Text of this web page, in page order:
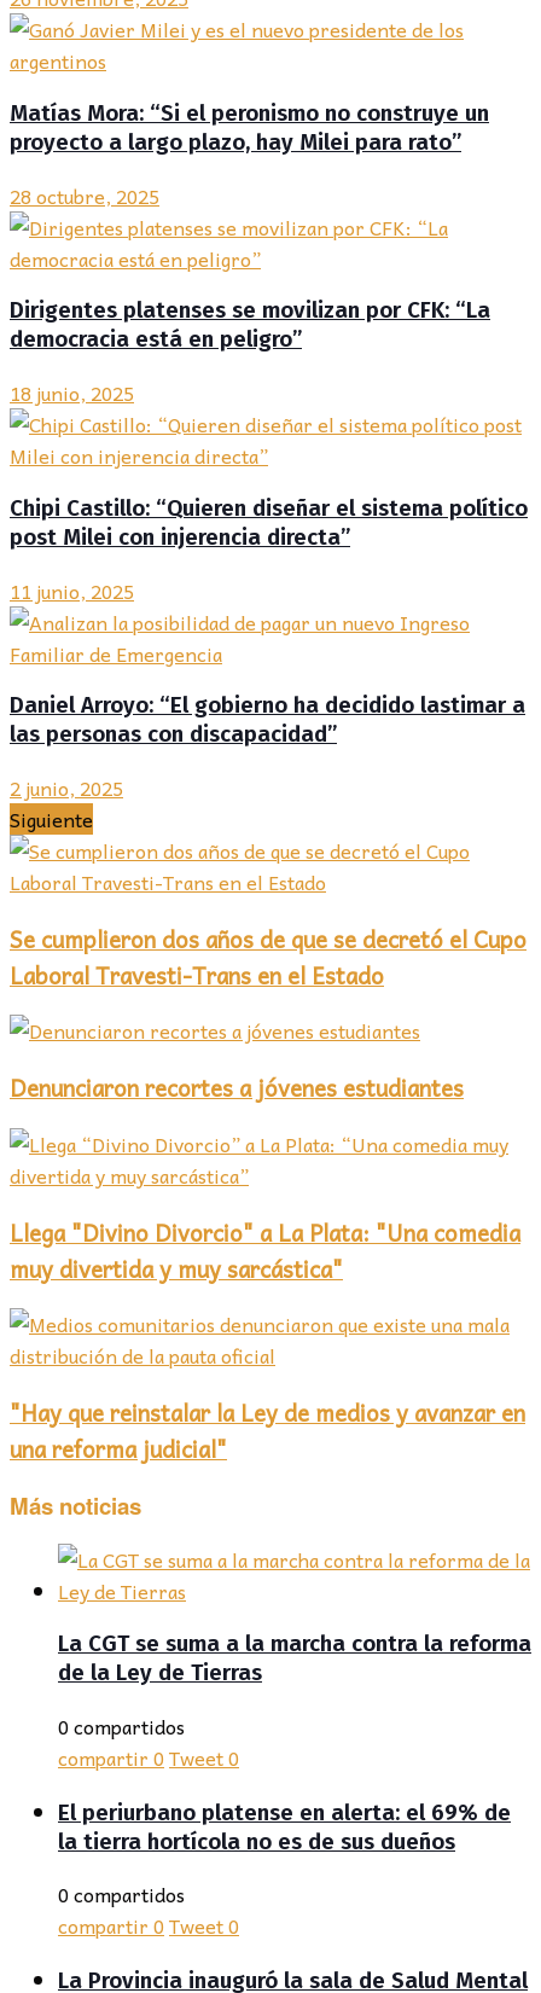
Matías Mora: “Si el peronismo no construye un
proyecto a largo plazo, hay Milei para rato”
28 octubre, 2025
Dirigentes platenses se movilizan por CFK: “La
democracia está en peligro”
18 junio, 2025
Chipi Castillo: “Quieren diseñar el sistema político
post Milei con injerencia directa”
11 junio, 2025
Daniel Arroyo: “El gobierno ha decidido lastimar a
las personas con discapacidad”
2 junio, 2025
Siguiente
Se cumplieron dos años de que se decretó el Cupo
Laboral Travesti-Trans en el Estado
Denunciaron recortes a jóvenes estudiantes
Llega "Divino Divorcio" a La Plata: "Una comedia
muy divertida y muy sarcástica"
"Hay que reinstalar la Ley de medios y avanzar en
una reforma judicial"
Más noticias
La CGT se suma a la marcha contra la reforma
de la Ley de Tierras
0 compartidos
compartir0Tweet0
El periurbano platense en alerta: el 69% de
la tierra hortícola no es de sus dueños
0 compartidos
compartir0Tweet0
La Provincia inauguró la sala de Salud Mental